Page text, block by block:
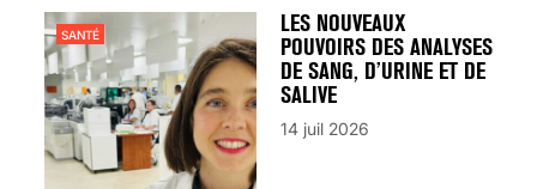
LES NOUVEAUX
POUVOIRS DES ANALYSES
DE SANG, D’URINE ET DE
SALIVE
SANTÉ
14 juil 2026